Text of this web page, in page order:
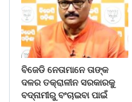
ବିଜେଡି ନେତାମାନେ ତାଙ୍କ
ଦଳର ତକ୍ରାଳୀନ ସରକାରକୁ
ବଦ୍ନାମୀରୁ ବଂଚାଇବା ପାଇଁ